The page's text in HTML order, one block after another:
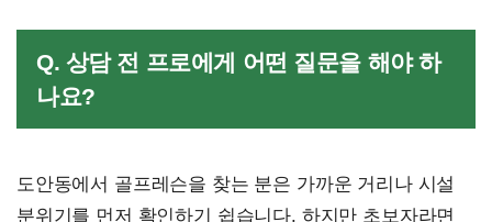
Q. 상담 전 프로에게 어떤 질문을 해야 하
나요?
도안동에서 골프레슨을 찾는 분은 가까운 거리나 시설
분위기를 먼저 확인하기 쉽습니다. 하지만 초보자라면